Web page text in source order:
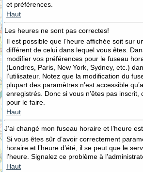
et préférences.
Haut
Les heures ne sont pas correctes!
Il est possible que l’heure affichée soit sur
différent de celui dans lequel vous êtes.
modifier vos préférences pour le fuseau
(Londres, Paris, New York, Sydney, etc.)
l’utilisateur. Notez que la modification du
plupart des paramètres n’est accessible
enregistrés. Donc si vous n’êtes pas inscrit,
pour le faire.
Haut
J’ai changé mon fuseau horaire et l’heure
Si vous êtes sûr d’avoir correctement
horaire et l’heure d’été, il se peut que le
l’heure. Signalez ce problème à
Haut